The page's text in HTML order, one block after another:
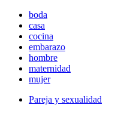
boda
casa
cocina
embarazo
hombre
maternidad
mujer
Pareja y sexualidad